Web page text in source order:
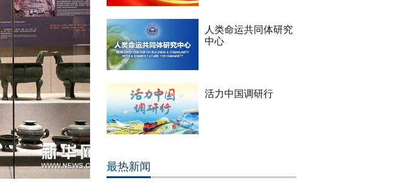
人类命运共同体研究
中心
活力中国调研行
最热新闻